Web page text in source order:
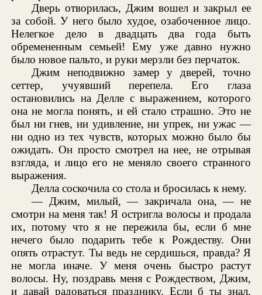
Дверь отворилась, Джим вошел и закрыл ее
за собой. У него было худое, озабоченное лицо.
Нелегкое дело в двадцать два года быть
обремененным семьей! Ему уже давно нужно
было новое пальто, и руки мерзли без перчаток.
Джим неподвижно замер у дверей, точно
сеттер, учуявший перепела. Его глаза
остановились на Делле с выражением, которого
она не могла понять, и ей стало страшно. Это не
был ни гнев, ни удивление, ни упрек, ни ужас —
ни одно из тех чувств, которых можно было бы
ожидать. Он просто смотрел на нее, не отрывая
взгляда, и лицо его не меняло своего странного
выражения.
Делла соскочила со стола и бросилась к нему.
— Джим, милый, — закричала она, — не
смотри на меня так! Я остригла волосы и продала
их, потому что я не пережила бы, если б мне
нечего было подарить тебе к Рождеству. Они
опять отрастут. Ты ведь не сердишься, правда? Я
не могла иначе. У меня очень быстро растут
волосы. Ну, поздравь меня с Рождеством, Джим,
и давай радоваться празднику. Если б ты знал,